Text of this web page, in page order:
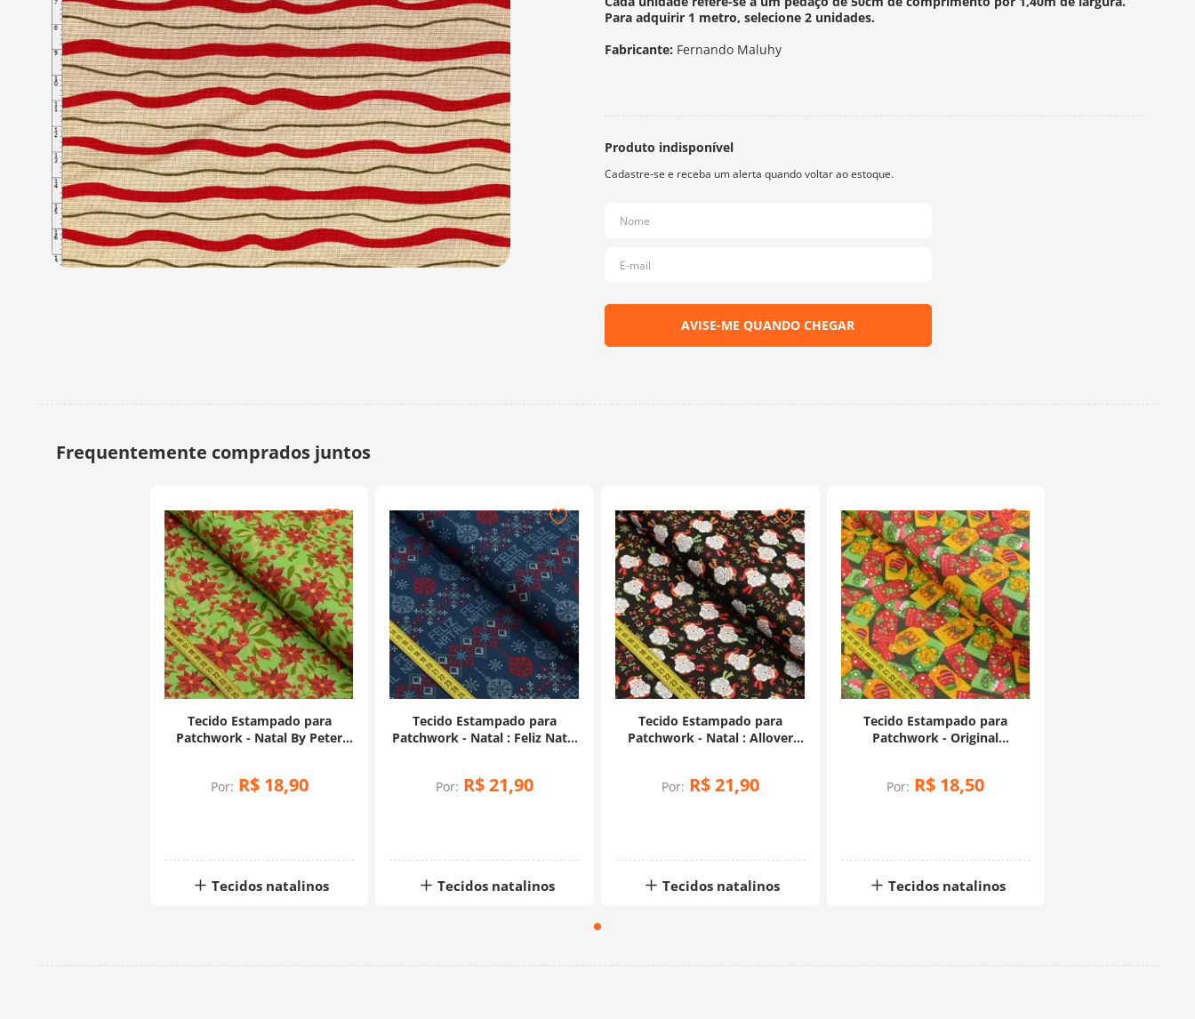
Para adquirir 1 metro, selecione 2 unidades.
Fabricante: Fernando Maluhy
Tecido Estampado para
Patchwork - Natal By Peter
Por: R$ 18,90
Tecidos natalinos
Tecido Estampado para
Patchwork - Natal : Feliz Natal
Por: R$21,90
Tecidos natalinos
Tecido Estampado para
Patchwork - Natal : Allover
Por: R$21,90
Tecidos natalinos
Tecido Estampado para
Patchwork - Original
Por: R$ 18,50
Tecidos natalinos